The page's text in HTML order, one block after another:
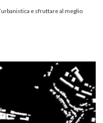
e sfruttare al meglio